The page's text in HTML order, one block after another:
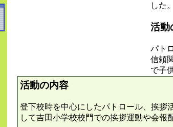
した。
活動
パト
信頼
で子
活動の内容
登下校時を中心にしたパトロール、挨拶
して吉田小学校校門での挨拶運動や会報